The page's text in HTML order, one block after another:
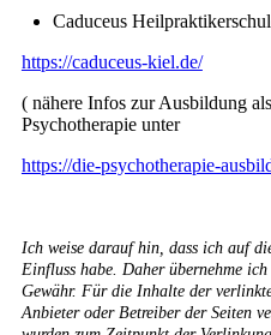
Caduceus
https://caduceus-kiel.de/
( nähere Infos zur Ausbildung
Psychotherapie unter
https://die-psychotherapie-
Ich weise darauf hin, dass ich auf
Einfluss habe. Daher übernehme
Gewähr. Für die Inhalte der
Anbieter oder Betreiber der Seiten